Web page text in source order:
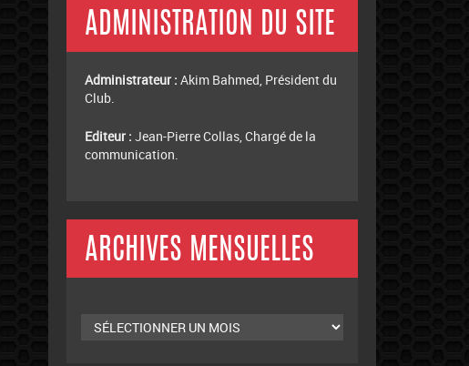
ADMINISTRATION DU SITE
Administrateur : Akim Bahmed, Président du
Club.
Editeur : Jean-Pierre Collas, Chargé de la
communication.
ARCHIVES MENSUELLES